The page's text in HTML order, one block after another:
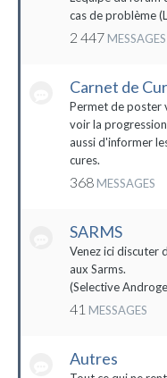
cas de problème
2 447 MESSAGES
Carnet de
Permet de poster
voir la
aussi d'informer
cures.
368 MESSAGES
SARMS
Venez ici discuter
aux Sarms.
(Selective
41 MESSAGES
Autres